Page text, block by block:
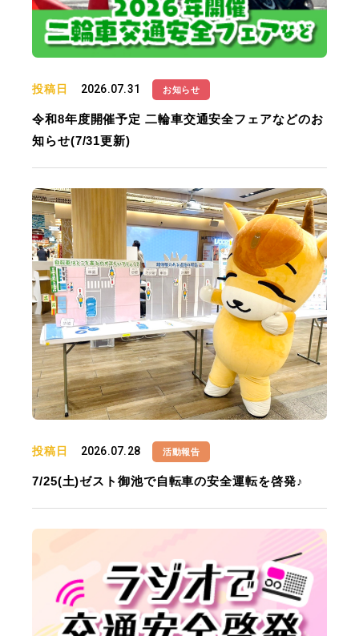
投稿日 2026.07.31 お知らせ
令和8年度開催予定 二輪車交通安全フェアなどのお
知らせ(7/31更新)
投稿日 2026.07.28 活動報告
7/25(土)ゼスト御池で自転車の安全運転を啓発♪